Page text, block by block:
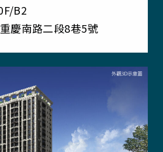
B2
慶南路二段8巷5號